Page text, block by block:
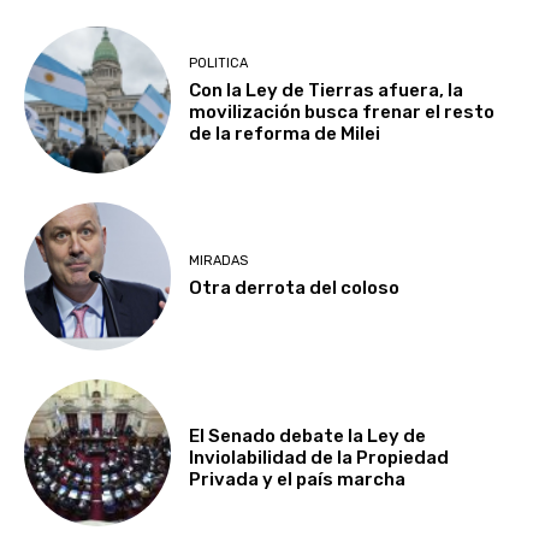
POLITICA
Con la Ley de Tierras afuera, la
movilización busca frenar el resto
de la reforma de Milei
MIRADAS
Otra derrota del coloso
El Senado debate la Ley de
Inviolabilidad de la Propiedad
Privada y el país marcha